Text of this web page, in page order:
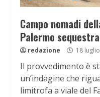
Campo nomadi
Palermo
redazione 18
Il provvedimento è
un’indagine che
limitrofa a viale del